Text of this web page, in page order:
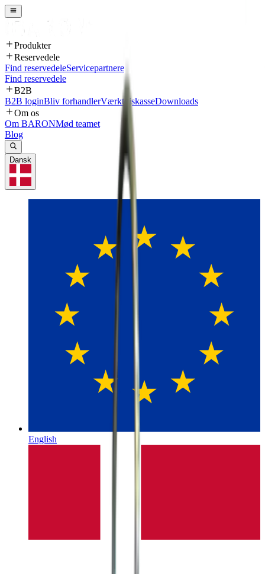
Produkter
Reservedele
Find reservedeleServicepartnere
Find reservedele
B2B
B2B loginBliv forhandlerVærktøjskasseDownloads
Om os
Om BARONMød teamet
Blog
Dansk
English